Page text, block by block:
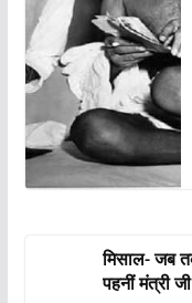
मिसाल- जब
पहनीं मंत्री